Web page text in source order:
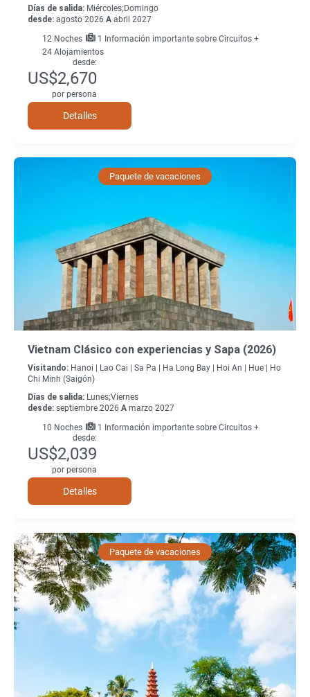
Días de salida: Miércoles;Domingo
desde: agosto 2026 A abril 2027
12 Noches
1 Información importante sobre Circuitos +
24 Alojamientos
desde:
US$2,670
por persona
Detalles
Paquete de vacaciones
Vietnam Clásico con experiencias y Sapa (2026)
Visitando: Hanoi | Lao Cai | Sa Pa | Ha Long Bay | Hoi An | Hue | Ho
Chi Minh (Saigón)
Días de salida: Lunes;Viernes
desde: septiembre 2026 A marzo 2027
10 Noches
1 Información importante sobre Circuitos +
desde:
US$2,039
por persona
Detalles
Paquete de vacaciones